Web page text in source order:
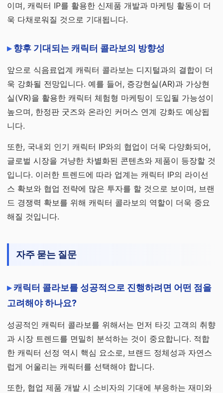
이며, 캐릭터 IP를 활용한 신제품 개발과 마케팅 활동이 더
욱 다채로워질 것으로 기대됩니다.
향후 기대되는 캐릭터 콜라보의 방향성
앞으로 식음료업계 캐릭터 콜라보는 디지털과의 결합이 더
욱 강화될 전망입니다. 예를 들어, 증강현실(AR)과 가상현
실(VR)을 활용한 캐릭터 체험형 마케팅이 도입될 가능성이
높으며, 한정판 굿즈와 온라인 커머스 연계 강화도 예상됩
니다.
또한, 국내외 인기 캐릭터 IP와의 협업이 더욱 다양화되어,
글로벌 시장을 겨냥한 차별화된 콘텐츠와 제품이 등장할 것
입니다. 이러한 트렌드에 따라 업계는 캐릭터 IP의 라이선
스 확보와 협업 전략에 많은 투자를 할 것으로 보이며, 브랜
드 경쟁력 확보를 위해 캐릭터 콜라보의 역할이 더욱 중요
해질 것입니다.
자주 묻는 질문
캐릭터 콜라보를 성공적으로 진행하려면 어떤 점을
고려해야 하나요?
성공적인 캐릭터 콜라보를 위해서는 먼저 타깃 고객의 취향
과 시장 트렌드를 면밀히 분석하는 것이 중요합니다. 적합
한 캐릭터 선정 역시 핵심 요소로, 브랜드 정체성과 자연스
럽게 어울리는 캐릭터를 선택해야 합니다.
또한, 협업 제품 개발 시 소비자의 기대에 부응하는 재미와